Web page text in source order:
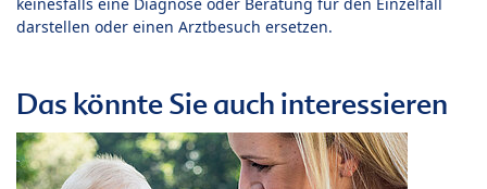
darstellen oder einen Arztbesuch ersetzen.
Das könnte Sie auch interessieren